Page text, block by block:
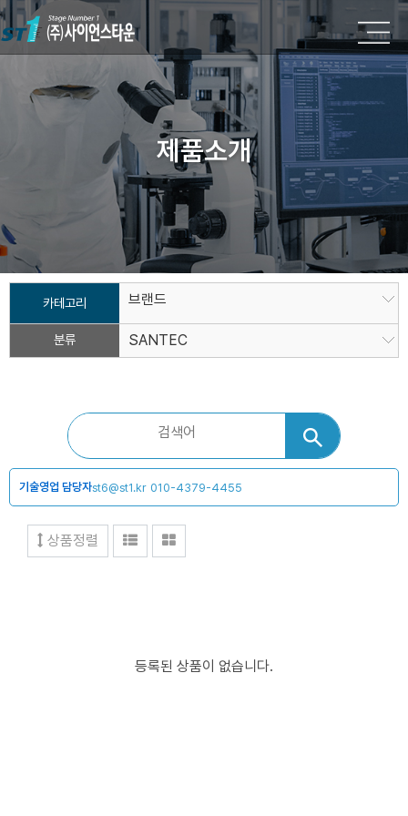
제품소개
카테고리 브랜드
분류 SANTEC
기술영업 담당자st6@st1.kr 010-4379-4455
상품정렬
등록된 상품이 없습니다.